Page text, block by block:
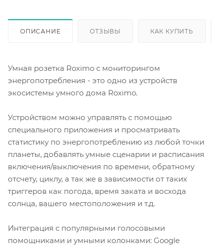
ОПИСАНИЕ ОТЗЫВЫ КАК КУПИТЬ
Умная розетка Roximo с мониторингом
энергопотребления - это одно из устройств
экосистемы умного дома Roximo.
Устройством можно управлять с помощью
специального приложения и просматривать
статистику по энергопотреблению из любой точки
планеты, добавлять умные сценарии и расписания
включения/выключения по времени, обратному
отсчету, циклу, а так же в зависимости от таких
триггеров как погода, время заката и восхода
солнца, вашего местоположения и т.д.
Интеграция с популярными голосовыми
помощниками и умными колонками: Google